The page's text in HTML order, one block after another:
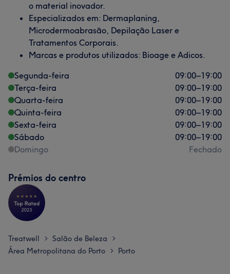
o material inovador.
Especializados em: Dermaplaning,
Microdermoabrasão, Depilação Laser e
Tratamentos Corporais.
Marcas e produtos utilizados: Bioage e Adicos.
Segunda-feira
09:00–19:00
Terça-feira
09:00–19:00
Quarta-feira
09:00–19:00
Quinta-feira
09:00–19:00
Sexta-feira
09:00–19:00
Sábado
09:00–19:00
Domingo
Fechado
Prémios do centro
Treatwell > Salão de Beleza >
Área Metropolitana do Porto > Porto